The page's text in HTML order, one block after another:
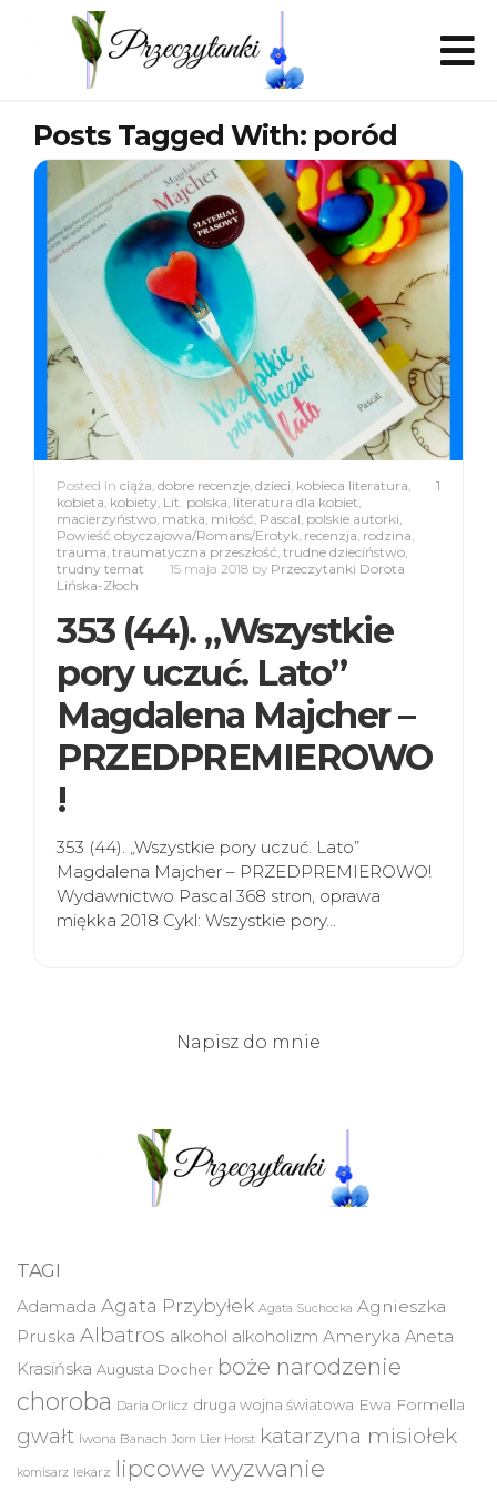
Posts Tagged With: poród
1
Posted in ciąża, dobre recenzje, dzieci, kobieca literatura,
kobieta, kobiety, Lit. polska, literatura dla kobiet,
macierzyństwo, matka, miłość, Pascal, polskie autorki,
Powieść obyczajowa/Romans/Erotyk, recenzja, rodzina,
trauma, traumatyczna przeszłość, trudne dzieciństwo,
trudny temat
15 maja 2018 by Przeczytanki Dorota
Lińska-Złoch
353 (44). „Wszystkie
pory uczuć. Lato”
Magdalena Majcher –
PRZEDPREMIEROWO
!
353 (44). „Wszystkie pory uczuć. Lato”
Magdalena Majcher – PRZEDPREMIEROWO!
Wydawnictwo Pascal 368 stron, oprawa
miękka 2018 Cykl: Wszystkie pory…
Napisz do mnie
TAGI
Adamada Agata Przybyłek Agata Suchocka Agnieszka
Pruska Albatros alkohol alkoholizm Ameryka Aneta
Krasińska Augusta Docher boże narodzenie
choroba Daria Orlicz druga wojna światowa Ewa Formella
gwałt Iwona Banach Jorn Lier Horst katarzyna misiołek
komisarz lekarz lipcowe wyzwanie